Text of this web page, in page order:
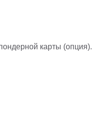
карты (опция).